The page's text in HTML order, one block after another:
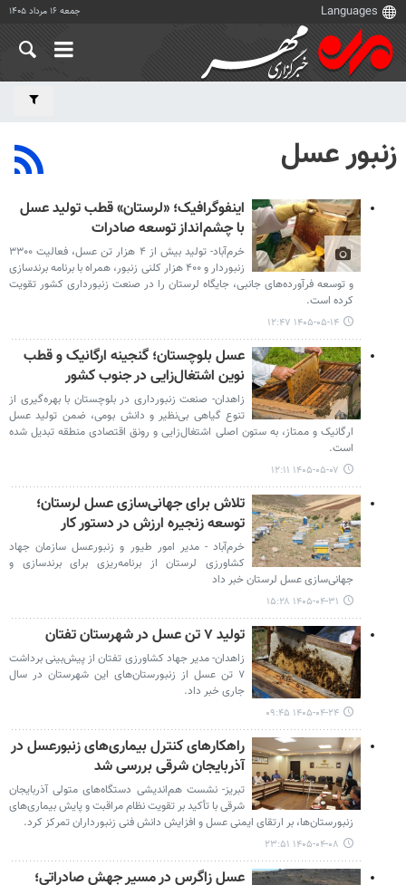
جمعه ۱۶ مرداد ۱۴۰۵
زنبور عسل
اینفوگرافیک؛ «لرستان» قطب تولید عسل
با چشم‌انداز توسعه صادرات
خرم‌آباد- تولید بیش از ۴ هزار تن عسل، فعالیت ۳۳۰۰
زنبوردار و ۴۰۰ هزار کلنی زنبور، همراه با برنامه برندسازی
و توسعه فرآورده‌های جانبی، جایگاه لرستان را در صنعت زنبورداری کشور تقویت
کرده است.
۱۴۰۵-۰۵-۱۴ ۱۲:۴۷
عسل بلوچستان؛ گنجینه ارگانیک و قطب
نوین اشتغال‌زایی در جنوب کشور
زاهدان- صنعت زنبورداری در بلوچستان با بهره‌گیری از
تنوع گیاهی بی‌نظیر و دانش بومی، ضمن تولید عسل
ارگانیک و ممتاز، به ستون اصلی اشتغال‌زایی و رونق اقتصادی منطقه تبدیل شده
است.
۱۴۰۵-۰۵-۰۷ ۱۲:۱۱
تلاش برای جهانی‌سازی عسل لرستان؛
توسعه زنجیره ارزش در دستور کار
خرم‌آباد - مدیر امور طیور و زنبورعسل سازمان جهاد
کشاورزی لرستان از برنامه‌ریزی برای برندسازی و
جهانی‌سازی عسل لرستان خبر داد
۱۴۰۵-۰۴-۳۱ ۱۵:۲۸
تولید ۷ تن عسل در شهرستان تفتان
زاهدان- مدیر جهاد کشاورزی تفتان از پیش‌بینی برداشت
۷ تن عسل از زنبورستان‌های این شهرستان در سال
جاری خبر داد.
۱۴۰۵-۰۴-۲۴ ۰۹:۴۵
راهکارهای کنترل بیماری‌های زنبورعسل در
آذربایجان شرقی بررسی شد
تبریز- نشست هم‌اندیشی دستگاه‌های متولی آذربایجان
شرقی با تأکید بر تقویت نظام مراقبت و پایش بیماری‌های
زنبورستان‌ها، بر ارتقای ایمنی عسل و افزایش دانش فنی زنبورداران تمرکز کرد.
۱۴۰۵-۰۴-۰۸ ۲۳:۵۱
عسل زاگرس در مسیر جهش صادراتی؛